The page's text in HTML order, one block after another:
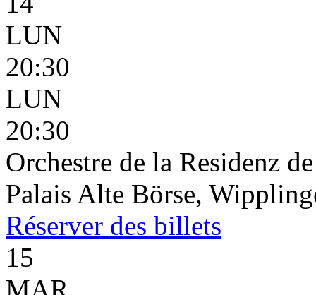
LUN
20:30
LUN
20:30
Orchestre de la Residenz
Palais Alte Börse,
Réserver des billets
15